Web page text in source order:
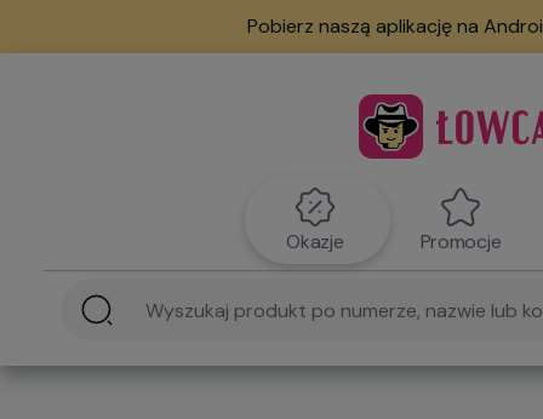
Pobierz naszą aplikację na
Okazje Promocje